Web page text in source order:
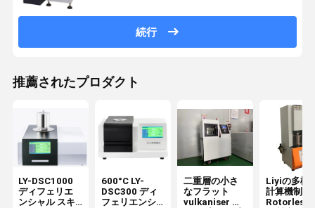
続行
推薦されたプロダクト
LY-DSC1000
ディフェリエ
ンシャル スキ
600°C LY-
DSC300 ディ
フェリエンシ
二重層の小さ
なフラット
vulkaniser ホ
Liyiの多機
計算機制御
Rotorless